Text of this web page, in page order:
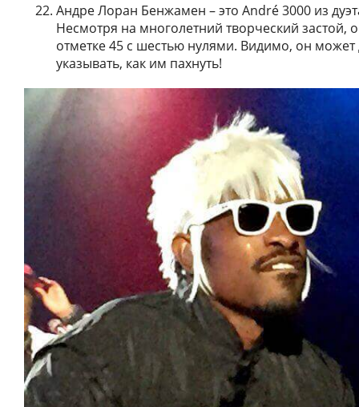
Андре Лоран Бенжамен – это André 3000 из
Несмотря на многолетний творческий застой,
отметке 45 с шестью нулями. Видимо, он
указывать, как им пахнуть!